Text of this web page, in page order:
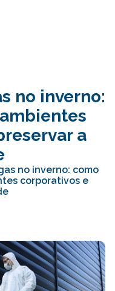
no inverno:
a
no inverno: como
corporativos e